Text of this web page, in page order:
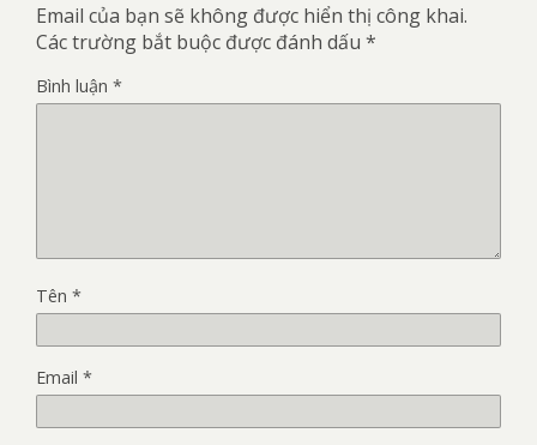
Email của bạn sẽ không được hiển thị công khai.
Các trường bắt buộc được đánh dấu *
Bình luận *
Tên *
Email *